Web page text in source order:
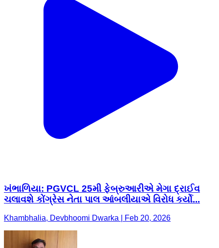
ખંભાળિયા: PGVCL 25મી ફેબ્રુઆરીએ મેગા દ્રાઈવ
ચલાવશે કોંગ્રેસ નેતા પાલ આંબલીયાએ વિરોધ કર્યો...
Khambhalia, Devbhoomi Dwarka | Feb 20, 2026